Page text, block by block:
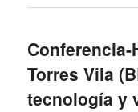
Torres Vila
tecnología y